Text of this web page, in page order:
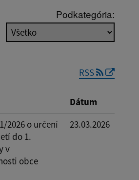
do:
Podkategória:
RSS
Dátum
2026 o určení
do 1.
v
obce
23.03.2026